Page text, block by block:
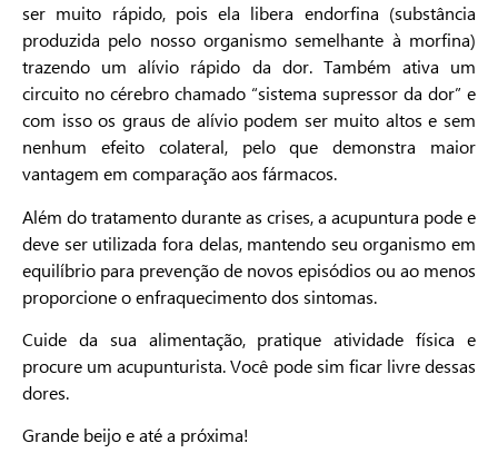
ser muito rápido, pois ela libera endorfina (substância
produzida pelo nosso organismo semelhante à morfina)
trazendo um alívio rápido da dor. Também ativa um
circuito no cérebro chamado “sistema supressor da dor” e
com isso os graus de alívio podem ser muito altos e sem
nenhum efeito colateral, pelo que demonstra maior
vantagem em comparação aos fármacos.
Além do tratamento durante as crises, a acupuntura pode e
deve ser utilizada fora delas, mantendo seu organismo em
equilíbrio para prevenção de novos episódios ou ao menos
proporcione o enfraquecimento dos sintomas.
Cuide da sua alimentação, pratique atividade física e
procure um acupunturista. Você pode sim ficar livre dessas
dores.
Grande beijo e até a próxima!